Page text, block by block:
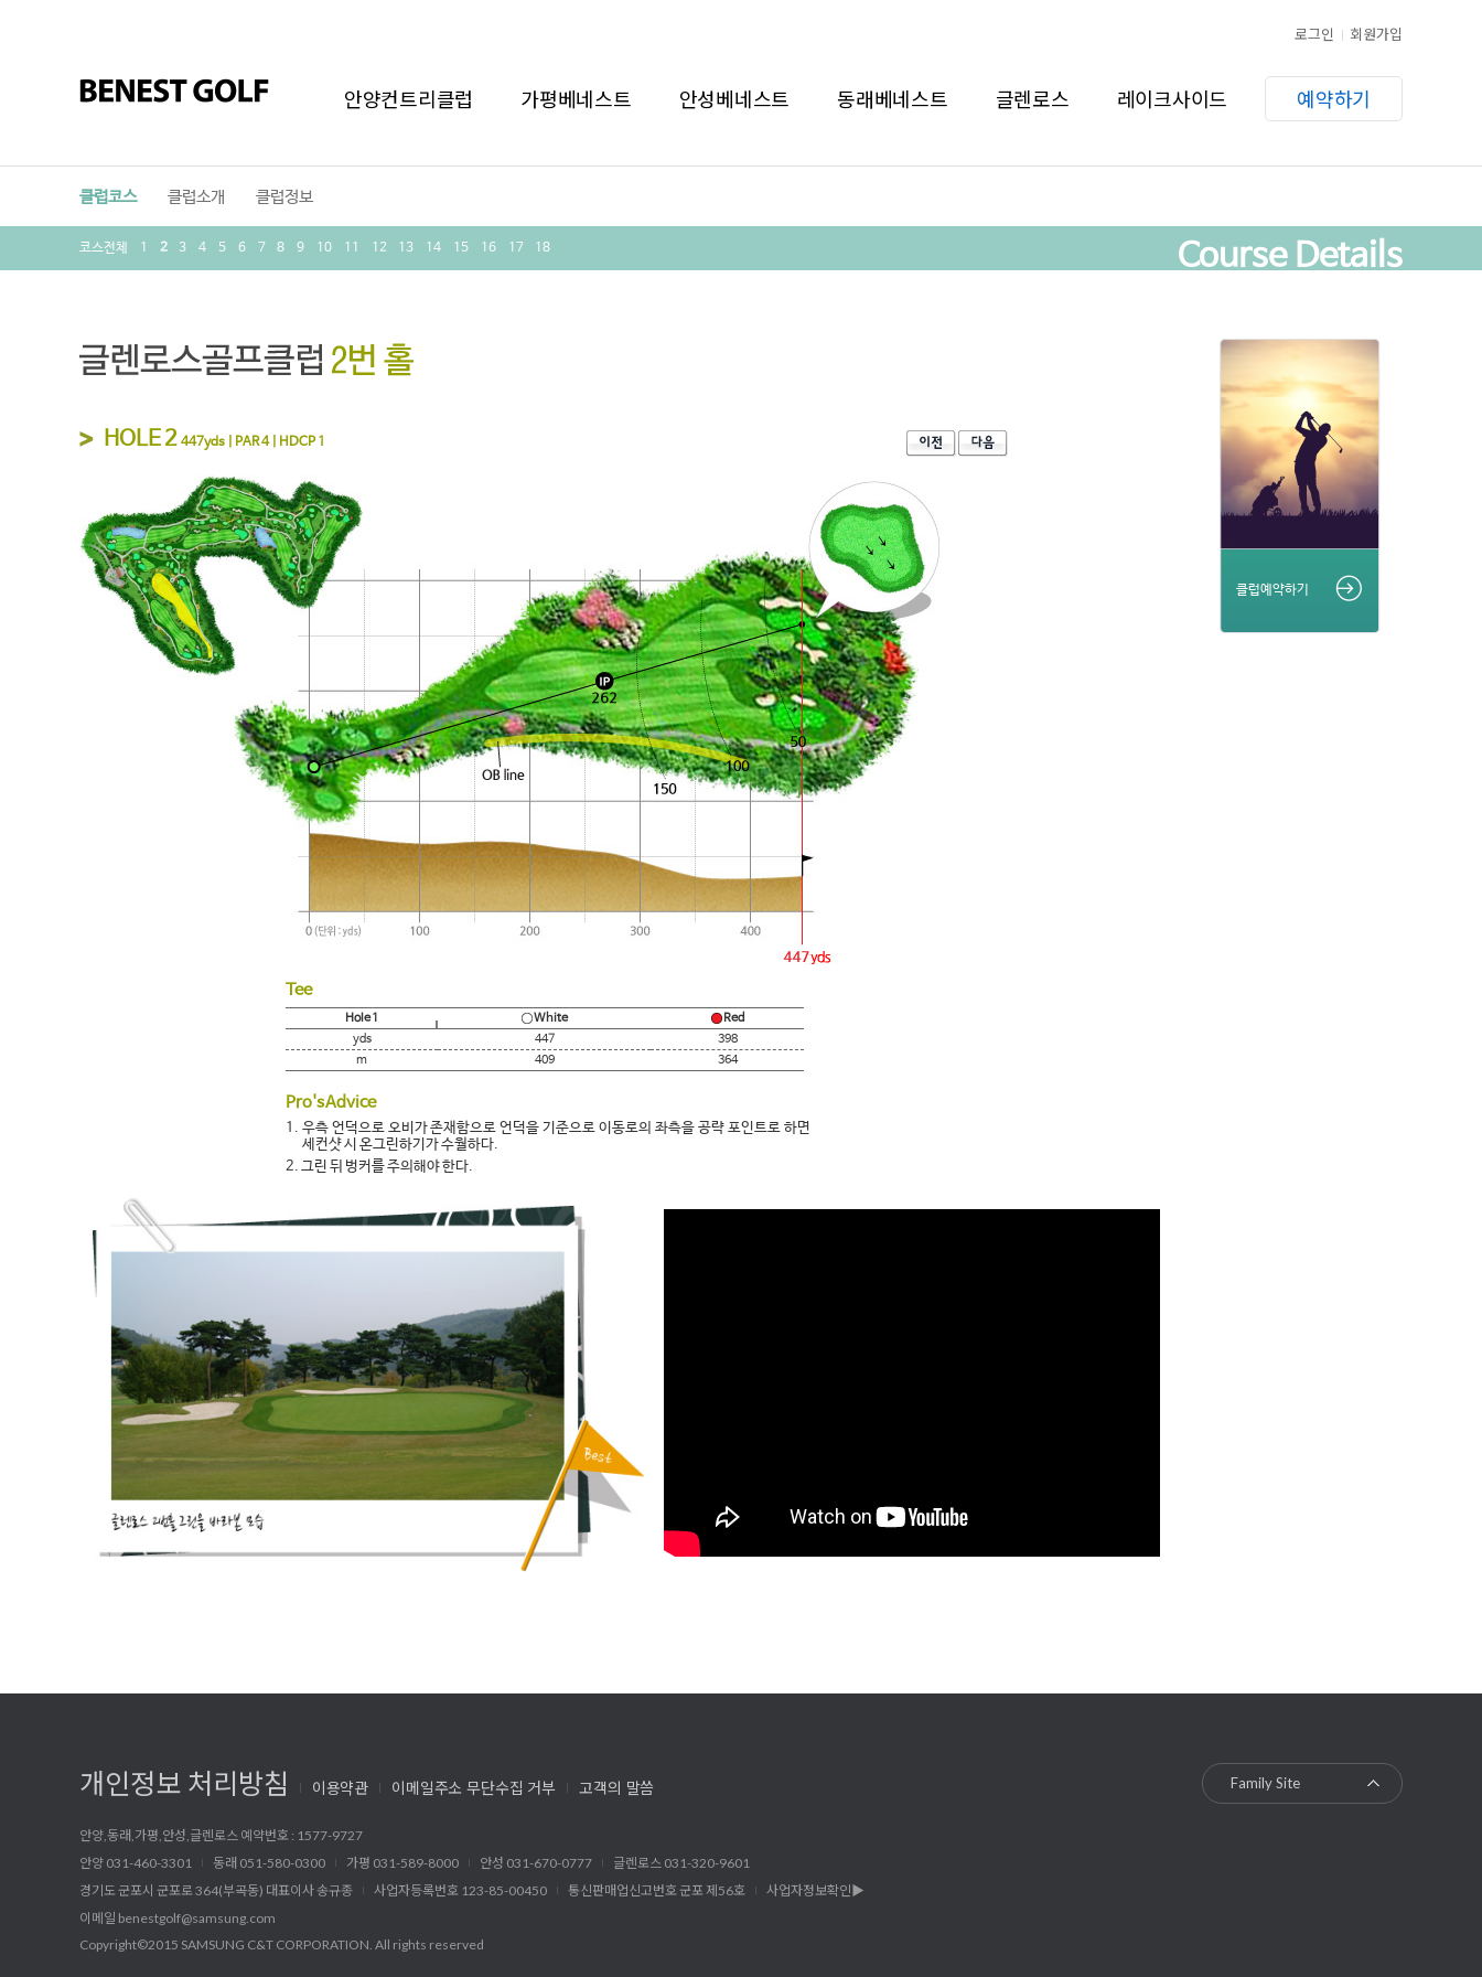
로그인 회원가입
안양컨트리클럽 가평베네스트 안성베네스트 동래베네스트 글렌로스 레이크사이드 예약하기
클럽코스
Course Details
코스전체 1 2 3 4 5 6 7 8 9 10 11 12 13 14 15 16 17 18
클럽소개 클럽정보
클럽예약하기
HOLE 2 447yds | PAR 4 | HDCP 1
Tee
Hole 1 White
Red
yds
447
398
m
409 364
Pro's Advice
1. 우측 언덕으로 오비가 존재함으로 언덕을 기준으로 이동로의 좌측을 공략 포인트로 하면
세컨샷 시 온그린하기가 수월하다.
2. 그린 뒤 벙커를 주의해야 한다.
개인정보 처리방침 이용약관 이메일주소 무단수집 거부 고객의 말씀 Family Site
안양,동래,가평,안성,글렌로스 예약번호 : 1577-9727
안양 031-460-3301
동래 051-580-0300 가평 031-589-8000 안성 031-670-0777
글렌로스 031-320-9601
경기도 군포시 군포로 364(부곡동) 대표이사 송규종
사업자등록번호 123-85-00450 통신판매업신고번호 군포 제56호
사업자정보확인▶
이메일 benestgolf@samsung.com
Copyright©2015 SAMSUNG C&T CORPORATION. All rights reserved